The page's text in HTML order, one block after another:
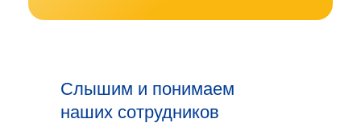
Слышим и понимаем
наших сотрудников